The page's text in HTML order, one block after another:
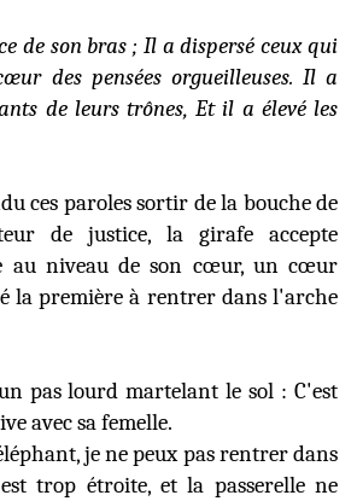
de son bras ; Il a dispersé ceux qui
des pensées orgueilleuses. Il a
de leurs trônes, Et il a élevé les
ces paroles sortir de la bouche de
de justice, la girafe accepte
au niveau de son cœur, un cœur
la première à rentrer dans l'arche
pas lourd martelant le sol : C'est
avec sa femelle.
je ne peux pas rentrer dans
trop étroite, et la passerelle ne